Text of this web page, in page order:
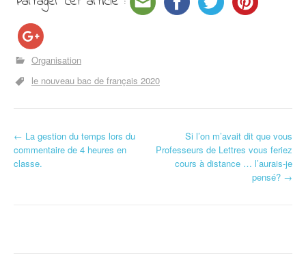
Organisation
le nouveau bac de français 2020
Navigation d'article
← La gestion du temps lors du
commentaire de 4 heures en
classe.
Si l’on m’avait dit que vous
Professeurs de Lettres vous feriez
cours à distance … l’aurais-je
pensé? →